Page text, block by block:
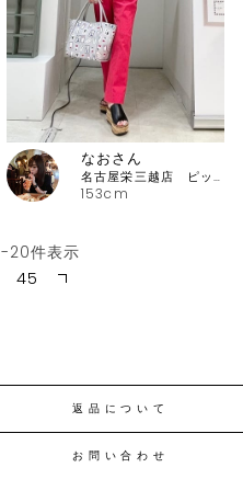
153cm
なおさん
名古屋栄三越店 ピッコーネ
-20件表示
45
返品について
お問い合わせ